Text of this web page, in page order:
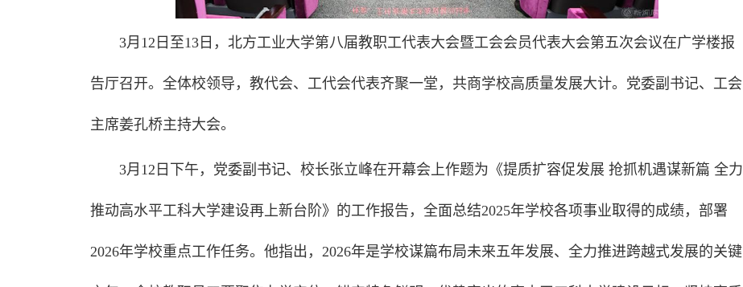
3月12日至13日，北方工业大学第八届教职工代表大会暨工会会员代表大会第五次会议在广学楼报
告厅召开。全体校领导，教代会、工代会代表齐聚一堂，共商学校高质量发展大计。党委副书记、工会
主席姜孔桥主持大会。
3月12日下午，党委副书记、校长张立峰在开幕会上作题为《提质扩容促发展 抢抓机遇谋新篇 全力
推动高水平工科大学建设再上新台阶》的工作报告，全面总结2025年学校各项事业取得的成绩，部署
2026年学校重点工作任务。他指出，2026年是学校谋篇布局未来五年发展、全力推进跨越式发展的关键